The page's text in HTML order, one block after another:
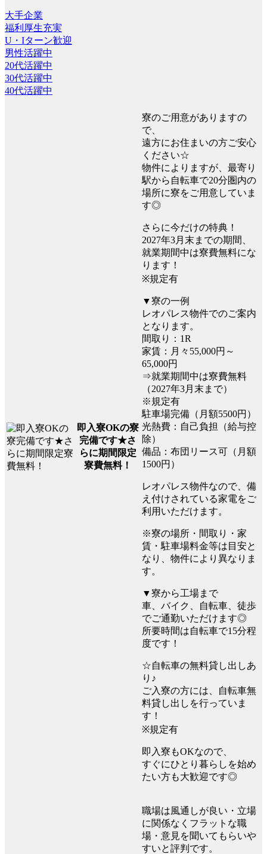
大手企業
福利厚生充実
U・Iターン歓迎
男性活躍中
20代活躍中
30代活躍中
40代活躍中
即入寮OKの寮
完備です★さ
らに期間限定
寮費無料！
寮のご用意がありますの
で、
遠方にお住まいの方ご安心
ください☆
物件によりますが、最寄り
駅から自転車で20分圏内の
場所に寮をご用意していま
す◎
さらに今だけの特典！
2027年3月末までの期間、
就業期間中は寮費無料にな
ります！
※規定有
▼寮の一例
レオパレス物件でのご案内
となります。
間取り：1R
家賃：月々55,000円～
65,000円
⇒就業期間中は寮費無料
（2027年3月末まで）
※規定有
駐車場完備（月額5500円）
光熱費：自己負担（給与控
除）
備品：布団リース可（月額
1500円）
レオパレス物件なので、備
え付けされている家電をご
利用いただけます。
※寮の場所・間取り・家
賃・駐車場料金等は目安と
なり、物件により異なりま
す。
▼寮から工場まで
車、バイク、自転車、徒歩
でご通勤いただけます◎
所要時間は自転車で15分程
度です！
☆自転車の無料貸し出しあ
り♪
ご入寮の方には、自転車無
料貸し出しを行っていま
す！
※規定有
即入寮もOKなので、
すぐにひとり暮らしを始め
たい方も大歓迎です◎
職場は風通しが良い・立場
に関係なくフラットな職
場・意見を聞いてもらいや
すいと評判です。